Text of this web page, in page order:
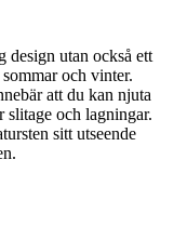
design utan också ett
och vinter.
att du kan njuta
slitage och lagningar.
sitt utseende